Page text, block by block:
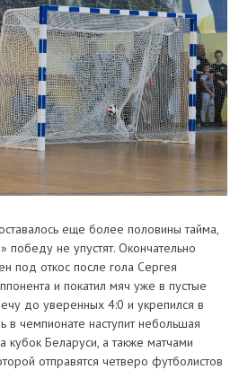
еще более половины тайма,
победу не упустят. Окончательно
под откос после гола Сергея
и покатил мяч уже в пустые
до уверенных 4:0 и укрепился в
чемпионате наступит небольшая
кубок Беларуси, а также матчами
отправятся четверо футболистов